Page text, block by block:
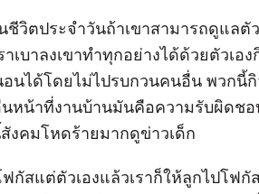
ชีวิตประจำวันถ้าเขาสามารถดูแลตัว
าเบาลงเขาทำทุกอย่างได้ด้วยตัวเ
นได้โดยไม่ไปรบกวนคนอื่น พวกนี้กิ
หน้าที่งานบ้านมันคือความรับผิดช
งคมโหดร้ายมากดูข่าวเด็ก
ฟกัสแต่ตัวเองแล้วเราก็ให้ลูกไปโฟ